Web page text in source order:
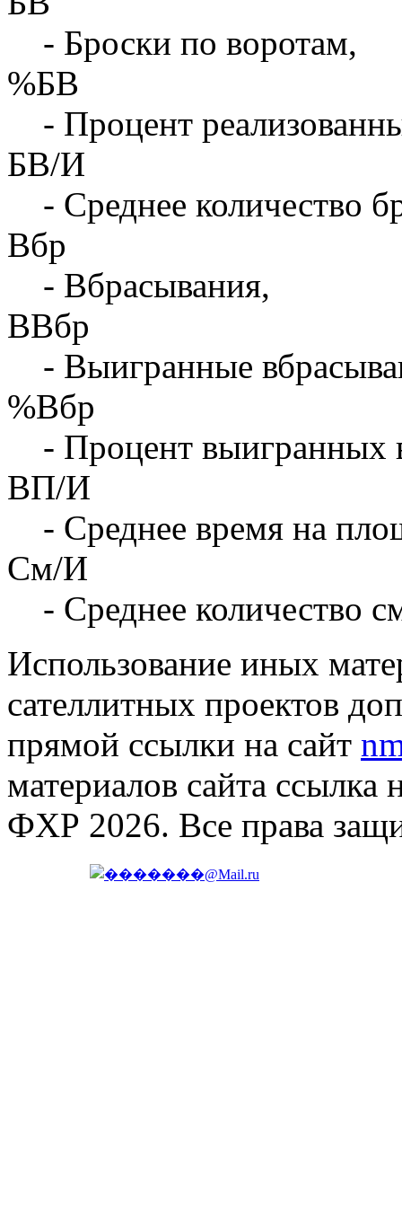
- Броски по воротам,
%БВ
- Процент
БВ/И
- Среднее количество
Вбр
- Вбрасывания,
ВВбр
- Выигранные
%Вбр
- Процент выигранных
ВП/И
- Среднее время на
См/И
- Среднее количество
Использование иных
сателлитных проектов
прямой ссылки на сайт
материалов сайта ссылка
ФХР 2026. Все права